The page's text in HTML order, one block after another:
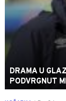
DRAMA U
PODVRGNUT